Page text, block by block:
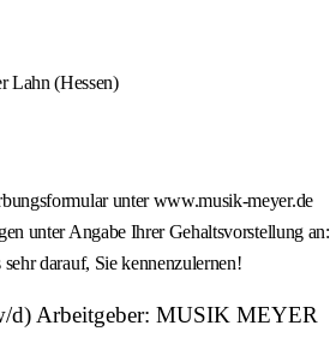
Lahn (Hessen)
unter www.musik-meyer.de
unter Angabe Ihrer Gehaltsvorstellung an:
darauf, Sie kennenzulernen!
d) Arbeitgeber: MUSIK MEYER